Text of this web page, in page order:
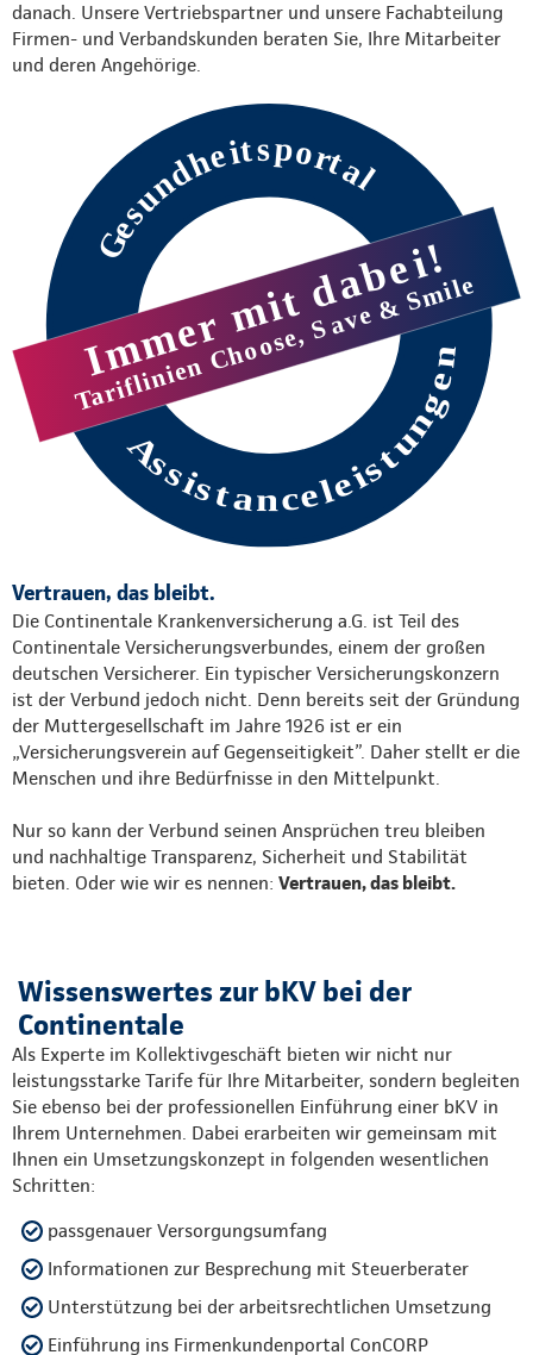
danach. Unsere Vertriebspartner und unsere Fachabteilung
Firmen- und Verbandskunden beraten Sie, Ihre Mitarbeiter
und deren Angehörige.
Vertrauen, das bleibt.
Die Continentale Krankenversicherung a.G. ist Teil des
Continentale Versicherungsverbundes, einem der großen
deutschen Versicherer. Ein typischer Versicherungskonzern
ist der Verbund jedoch nicht. Denn bereits seit der Gründung
der Muttergesellschaft im Jahre 1926 ist er ein
„Versicherungsverein auf Gegenseitigkeit”. Daher stellt er die
Menschen und ihre Bedürfnisse in den Mittelpunkt.
Nur so kann der Verbund seinen Ansprüchen treu bleiben
und nachhaltige Transparenz, Sicherheit und Stabilität
bieten. Oder wie wir es nennen: Vertrauen, das bleibt.
Wissenswertes zur bKV bei der
Continentale
Als Experte im Kollektivgeschäft bieten wir nicht nur
leistungsstarke Tarife für Ihre Mitarbeiter, sondern begleiten
Sie ebenso bei der professionellen Einführung einer bKV in
Ihrem Unternehmen. Dabei erarbeiten wir gemeinsam mit
Ihnen ein Umsetzungskonzept in folgenden wesentlichen
Schritten:
passgenauer Versorgungsumfang
Informationen zur Besprechung mit Steuerberater
Unterstützung bei der arbeitsrechtlichen Umsetzung
Einführung ins Firmenkundenportal ConCORP